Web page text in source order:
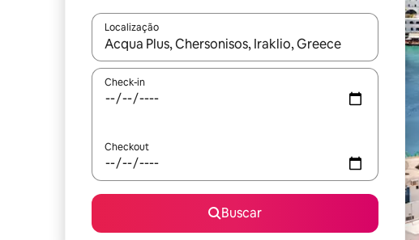
Localização
Quando os resultados estiverem disponíveis, explore-os
Check-in
Checkout
Buscar